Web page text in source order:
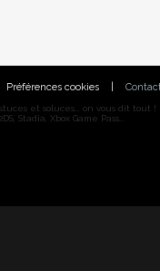
Préférences cookies
et soluces... on vous dit tout ! PC,
Stadia, Xbox Game Pass...